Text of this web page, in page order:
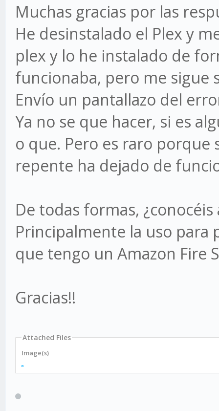
Muchas gracias por las
He desinstalado el Plex y
plex y lo he instalado de
funcionaba, pero me sigue
Envío un pantallazo del
Ya no se que hacer, si es
o que. Pero es raro
repente ha dejado de
De todas formas,
Principalmente la uso para
que tengo un Amazon Fire
Gracias!!
Attached Files
Image(s)